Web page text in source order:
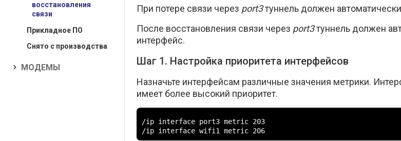
восстановления
связи
Прикладное ПО
Снято с производства
МОДЕМЫ
При потере связи через port3туннель должен
После восстановления связи через port3туннель должен
интерфейс.
Шаг 1. Настройка приоритета интерфейсов
Назначьте интерфейсам различные значения метрики.
имеет более высокий приоритет.
/ip interface port3 metric 203
/ip interface wifi1 metric 206